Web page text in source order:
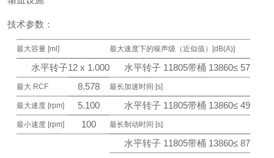
技术参数：
最大容量 [ml]
水平转子12 x 1.000
最大 RCF 8.578
最大速度 [rpm] 5.100
最小速度 [rpm] 100
最大速度下的噪声级（近似值）[dB(A)]
水平转子 11805带桶 13860≤ 57
最长加速时间 [s]
水平转子 11805带桶 13860≤ 49
最长制动时间 [s]
水平转子 11805带桶 13860≤ 87